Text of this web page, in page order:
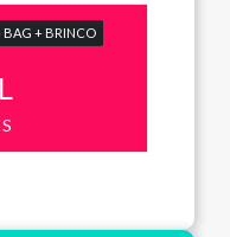
BAG + BRINCO